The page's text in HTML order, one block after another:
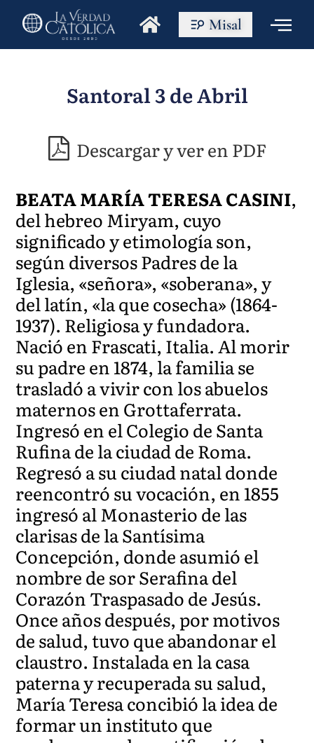
Misal
Santoral 3 de Abril
Descargar y ver en PDF
BEATA MARÍA TERESA CASINI,
del hebreo Miryam, cuyo
significado y etimología son,
según diversos Padres de la
Iglesia, «señora», «soberana», y
del latín, «la que cosecha» (1864-
1937). Religiosa y fundadora.
Nació en Frascati, Italia. Al morir
su padre en 1874, la familia se
trasladó a vivir con los abuelos
maternos en Grottaferrata.
Ingresó en el Colegio de Santa
Rufina de la ciudad de Roma.
Regresó a su ciudad natal donde
reencontró su vocación, en 1855
ingresó al Monasterio de las
clarisas de la Santísima
Concepción, donde asumió el
nombre de sor Serafina del
Corazón Traspasado de Jesús.
Once años después, por motivos
de salud, tuvo que abandonar el
claustro. Instalada en la casa
paterna y recuperada su salud,
María Teresa concibió la idea de
formar un instituto que